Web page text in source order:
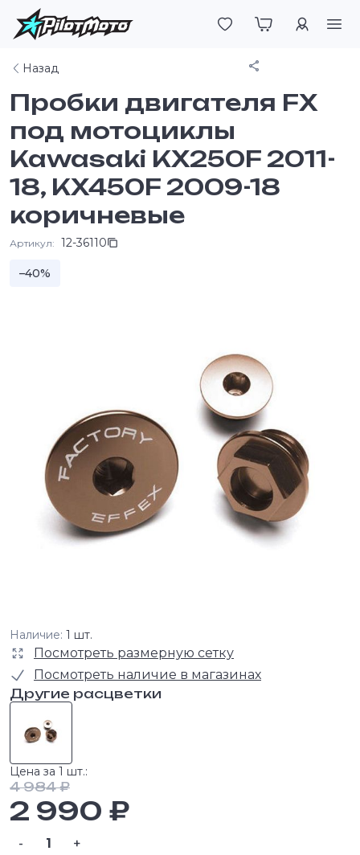
Войти
Назад
Пробки двигателя FX
под мотоциклы
Kawasaki KX250F 2011-
18, KX450F 2009-18
коричневые
Артикул: 12-36110
–40%
Наличие: 1 шт.
Посмотреть размерную сетку
Посмотреть наличие в магазинах
Другие расцветки
Цена за 1 шт.:
4 984 ₽
2 990 ₽
- +